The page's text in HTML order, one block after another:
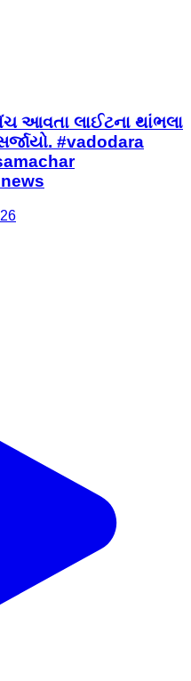
આવતા લાઈટના થાંભલા
#vadodara